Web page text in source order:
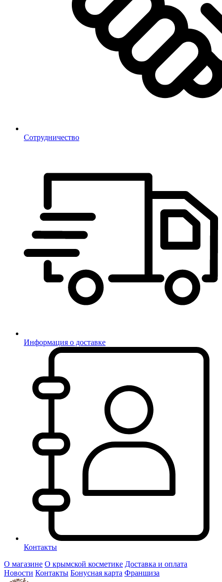
Сотрудничество
Информация о доставке
Контакты
О магазине О крымской косметике Доставка и оплата
Новости Контакты Бонусная карта Франшиза